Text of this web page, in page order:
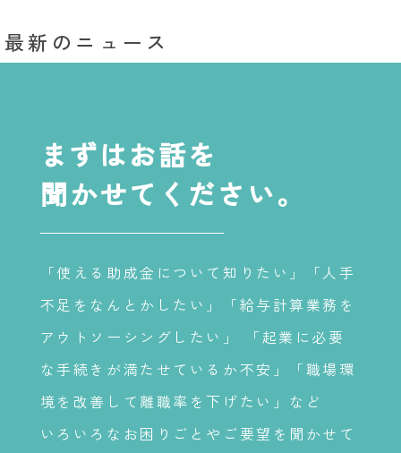
最新のニュース
まずはお話を
聞かせてください。
「使える助成金について知りたい」「人手
不足をなんとかしたい」「給与計算業務を
アウトソーシングしたい」 「起業に必要
な手続きが満たせているか不安」「職場環
境を改善して離職率を下げたい」など
いろいろなお困りごとやご要望を聞かせて